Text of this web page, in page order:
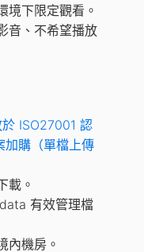
境下限定觀看。
音、不希望播放
ISO27001 認
加購（單檔上傳
載。
有效管理檔
內機房。